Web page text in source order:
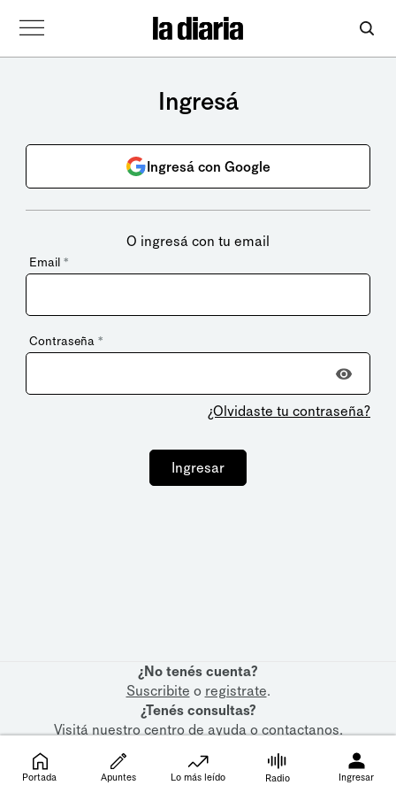
Ingresá
Ingresá con Google
O ingresá con tu email
Email *
Contraseña *
¿Olvidaste tu contraseña?
Ingresar
¿No tenés cuenta?
Suscribite o registrate.
¿Tenés consultas?
Visitá nuestrocentro de ayudaocontactanos.
Portada Apuntes Lo más leído Radio Ingresar